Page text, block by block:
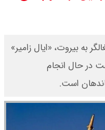
را از دست می
چقدر تمام می شود؟
به بیروت، «ایال زامیر»
در حال انجام
است.